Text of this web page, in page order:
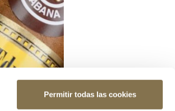
Permitir todas las cookies